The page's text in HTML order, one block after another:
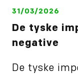
31/03/2026
De tyske
negative
De tyske